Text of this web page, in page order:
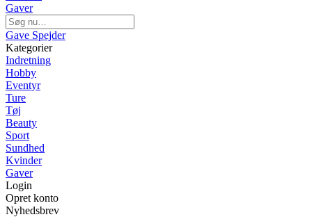
Gaver
Gave Spejder
Kategorier
Indretning
Hobby
Eventyr
Ture
Tøj
Beauty
Sport
Sundhed
Kvinder
Gaver
Login
Opret konto
Nyhedsbrev